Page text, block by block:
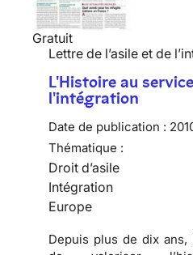
Gratuit
Lettre de l’asile et de
L'Histoire au
l'intégration
Date de publication :
Thématique :
Droit d’asile
Intégration
Europe
Depuis plus de dix ans,